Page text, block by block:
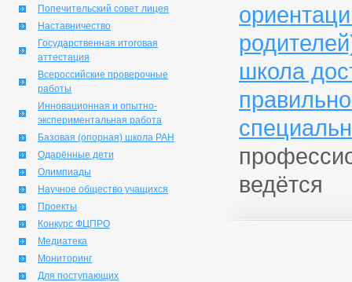
Попечительский совет лицея
Наставничество
Государственная итоговая
аттестация
Всероссийские проверочные
работы
Инновационная и опытно-
экспериментальная работа
Базовая (опорная) школа РАН
Одарённые дети
Олимпиады
Научное общество учащихся
Проекты
Конкурс ФЦПРО
Медиатека
Мониторинг
Для поступающих
школа
ведётся